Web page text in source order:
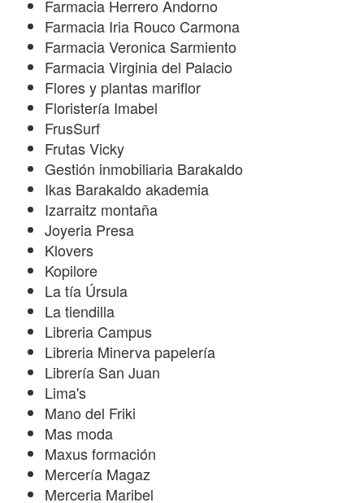
Farmacia Herrero Andorno
Farmacia Iria Rouco Carmona
Farmacia Veronica Sarmiento
Farmacia Virginia del Palacio
Flores y plantas mariflor
Floristería Imabel
FrusSurf
Frutas Vicky
Gestión inmobiliaria Barakaldo
Ikas Barakaldo akademia
Izarraitz montaña
Joyeria Presa
Klovers
Kopilore
La tía Úrsula
La tiendilla
Libreria Campus
Libreria Minerva papelería
Librería San Juan
Lima's
Mano del Friki
Mas moda
Maxus formación
Mercería Magaz
Merceria Maribel